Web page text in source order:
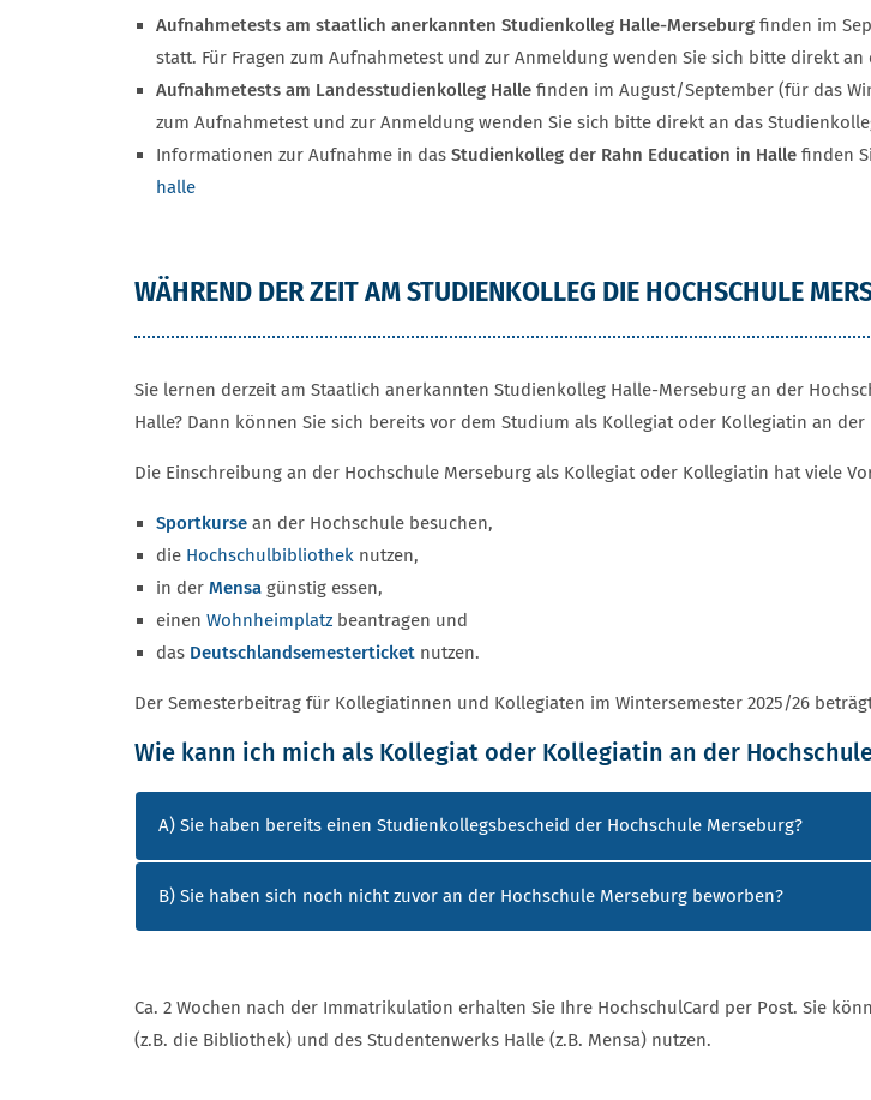
Aufnahmetests am staatlich anerkannten Studienkolleg Halle-Merseburg finden im
statt. Für Fragen zum Aufnahmetest und zur Anmeldung wenden Sie sich bitte direkt an
Aufnahmetests am Landesstudienkolleg Halle finden im August/September (für das
zum Aufnahmetest und zur Anmeldung wenden Sie sich bitte direkt an das
Informationen zur Aufnahme in das Studienkolleg der Rahn Education in Halle finden
halle
WÄHREND DER ZEIT AM STUDIENKOLLEG DIE HOCHSCHULE
Sie lernen derzeit am Staatlich anerkannten Studienkolleg Halle-Merseburg an der
Halle? Dann können Sie sich bereits vor dem Studium als Kollegiat oder Kollegiatin an der
Die Einschreibung an der Hochschule Merseburg als Kollegiat oder Kollegiatin hat viele
Sportkurse an der Hochschule besuchen,
die Hochschulbibliothek nutzen,
in der Mensa günstig essen,
einen Wohnheimplatz beantragen und
das Deutschlandsemesterticket nutzen.
Der Semesterbeitrag für Kollegiatinnen und Kollegiaten im Wintersemester 2025/26
Wie kann ich mich als Kollegiat oder Kollegiatin an der
A) Sie haben bereits einen Studienkollegsbescheid der Hochschule Merseburg?
B) Sie haben sich noch nicht zuvor an der Hochschule Merseburg beworben?
Ca. 2 Wochen nach der Immatrikulation erhalten Sie Ihre HochschulCard per Post. Sie
(z.B. die Bibliothek) und des Studentenwerks Halle (z.B. Mensa) nutzen.